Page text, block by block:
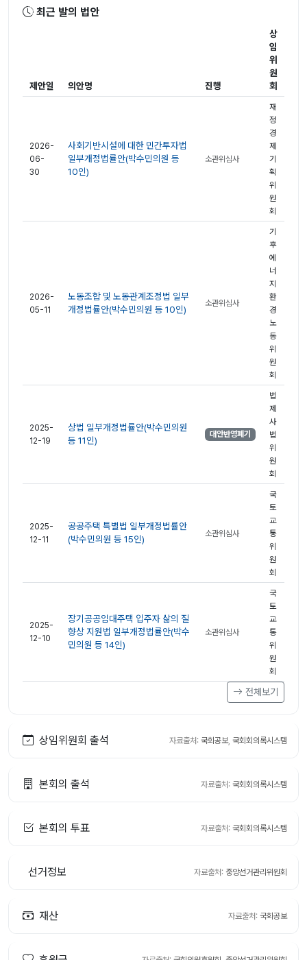
최근 발의 법안
제안일 의안명 진행
상
임
위
원
회
2026-
06-
30
사회기반시설에 대한 민간투자법
일부개정법률안(박수민의원 등
10인)
소관위심사
재
정
경
제
기
획
위
원
회
2026-
05-11
노동조합 및 노동관계조정법 일부
개정법률안(박수민의원 등 10인)
소관위심사
기
후
에
너
지
환
경
노
동
위
원
회
2025-
12-19
상법 일부개정법률안(박수민의원
등 11인)
대안반영폐기
법
제
사
법
위
원
회
2025-
12-11
공공주택 특별법 일부개정법률안
(박수민의원 등 15인)
소관위심사
국
토
교
통
위
원
회
2025-
12-10
장기공공임대주택 입주자 삶의 질
향상 지원법 일부개정법률안(박수
민의원 등 14인)
소관위심사
국
토
교
통
위
원
회
전체보기
상임위원회 출석 자료출처: 국회공보, 국회회의록시스템
본회의 출석 자료출처: 국회회의록시스템
본회의 투표 자료출처: 국회회의록시스템
선거정보 자료출처: 중앙선거관리위원회
재산 자료출처: 국회공보